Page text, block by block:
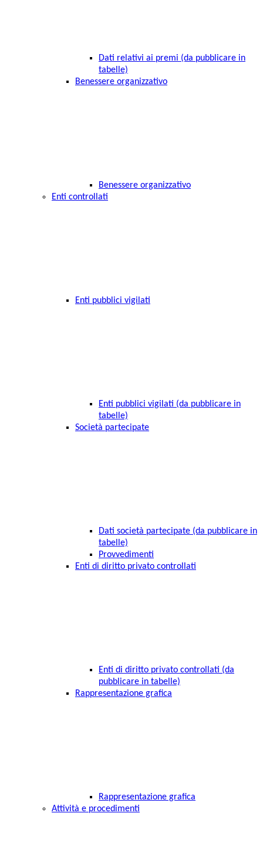
Dati relativi ai premi (da pubblicare in
tabelle)
Benessere organizzativo
Benessere organizzativo
Enti controllati
Enti pubblici vigilati
Enti pubblici vigilati (da pubblicare in
tabelle)
Società partecipate
Dati società partecipate (da pubblicare in
tabelle)
Provvedimenti
Enti di diritto privato controllati
Enti di diritto privato controllati (da
pubblicare in tabelle)
Rappresentazione grafica
Rappresentazione grafica
Attività e procedimenti